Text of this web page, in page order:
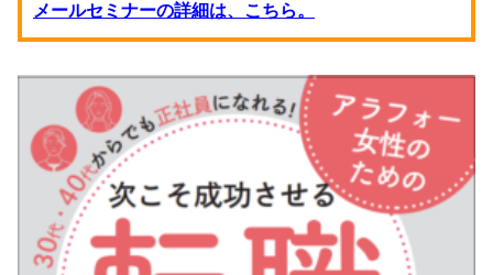
メールセミナーの詳細は、こちら。